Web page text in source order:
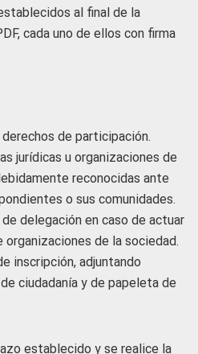
al final de la
cada uno de ellos con firma
de participación.
jurídicas u organizaciones de
reconocidas ante
o sus comunidades.
delegación en caso de actuar
organizaciones de la sociedad.
inscripción, adjuntando
ciudadanía y de papeleta de
establecido y se realice la